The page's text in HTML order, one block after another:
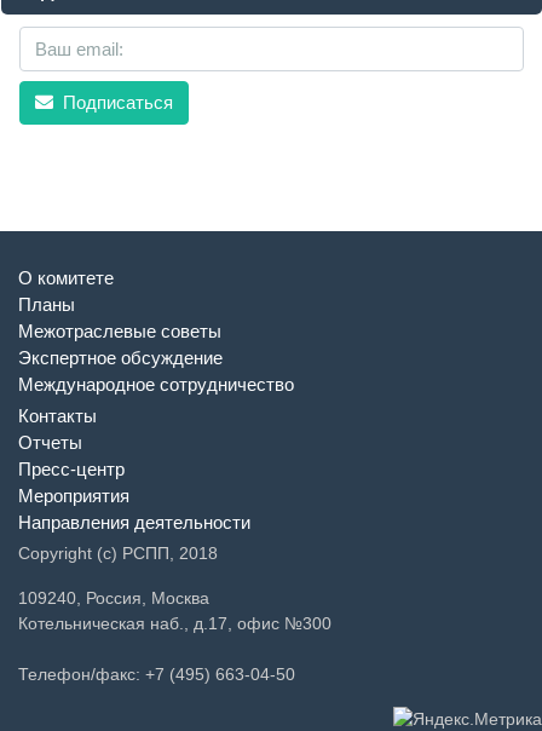
Подписаться
О комитете
Планы
Межотраслевые советы
Экспертное обсуждение
Международное сотрудничество
Контакты
Отчеты
Пресс-центр
Мероприятия
Направления деятельности
Copyright (c) РСПП, 2018
109240, Россия, Москва
Котельническая наб., д.17, офис №300
Телефон/факс: +7 (495) 663-04-50